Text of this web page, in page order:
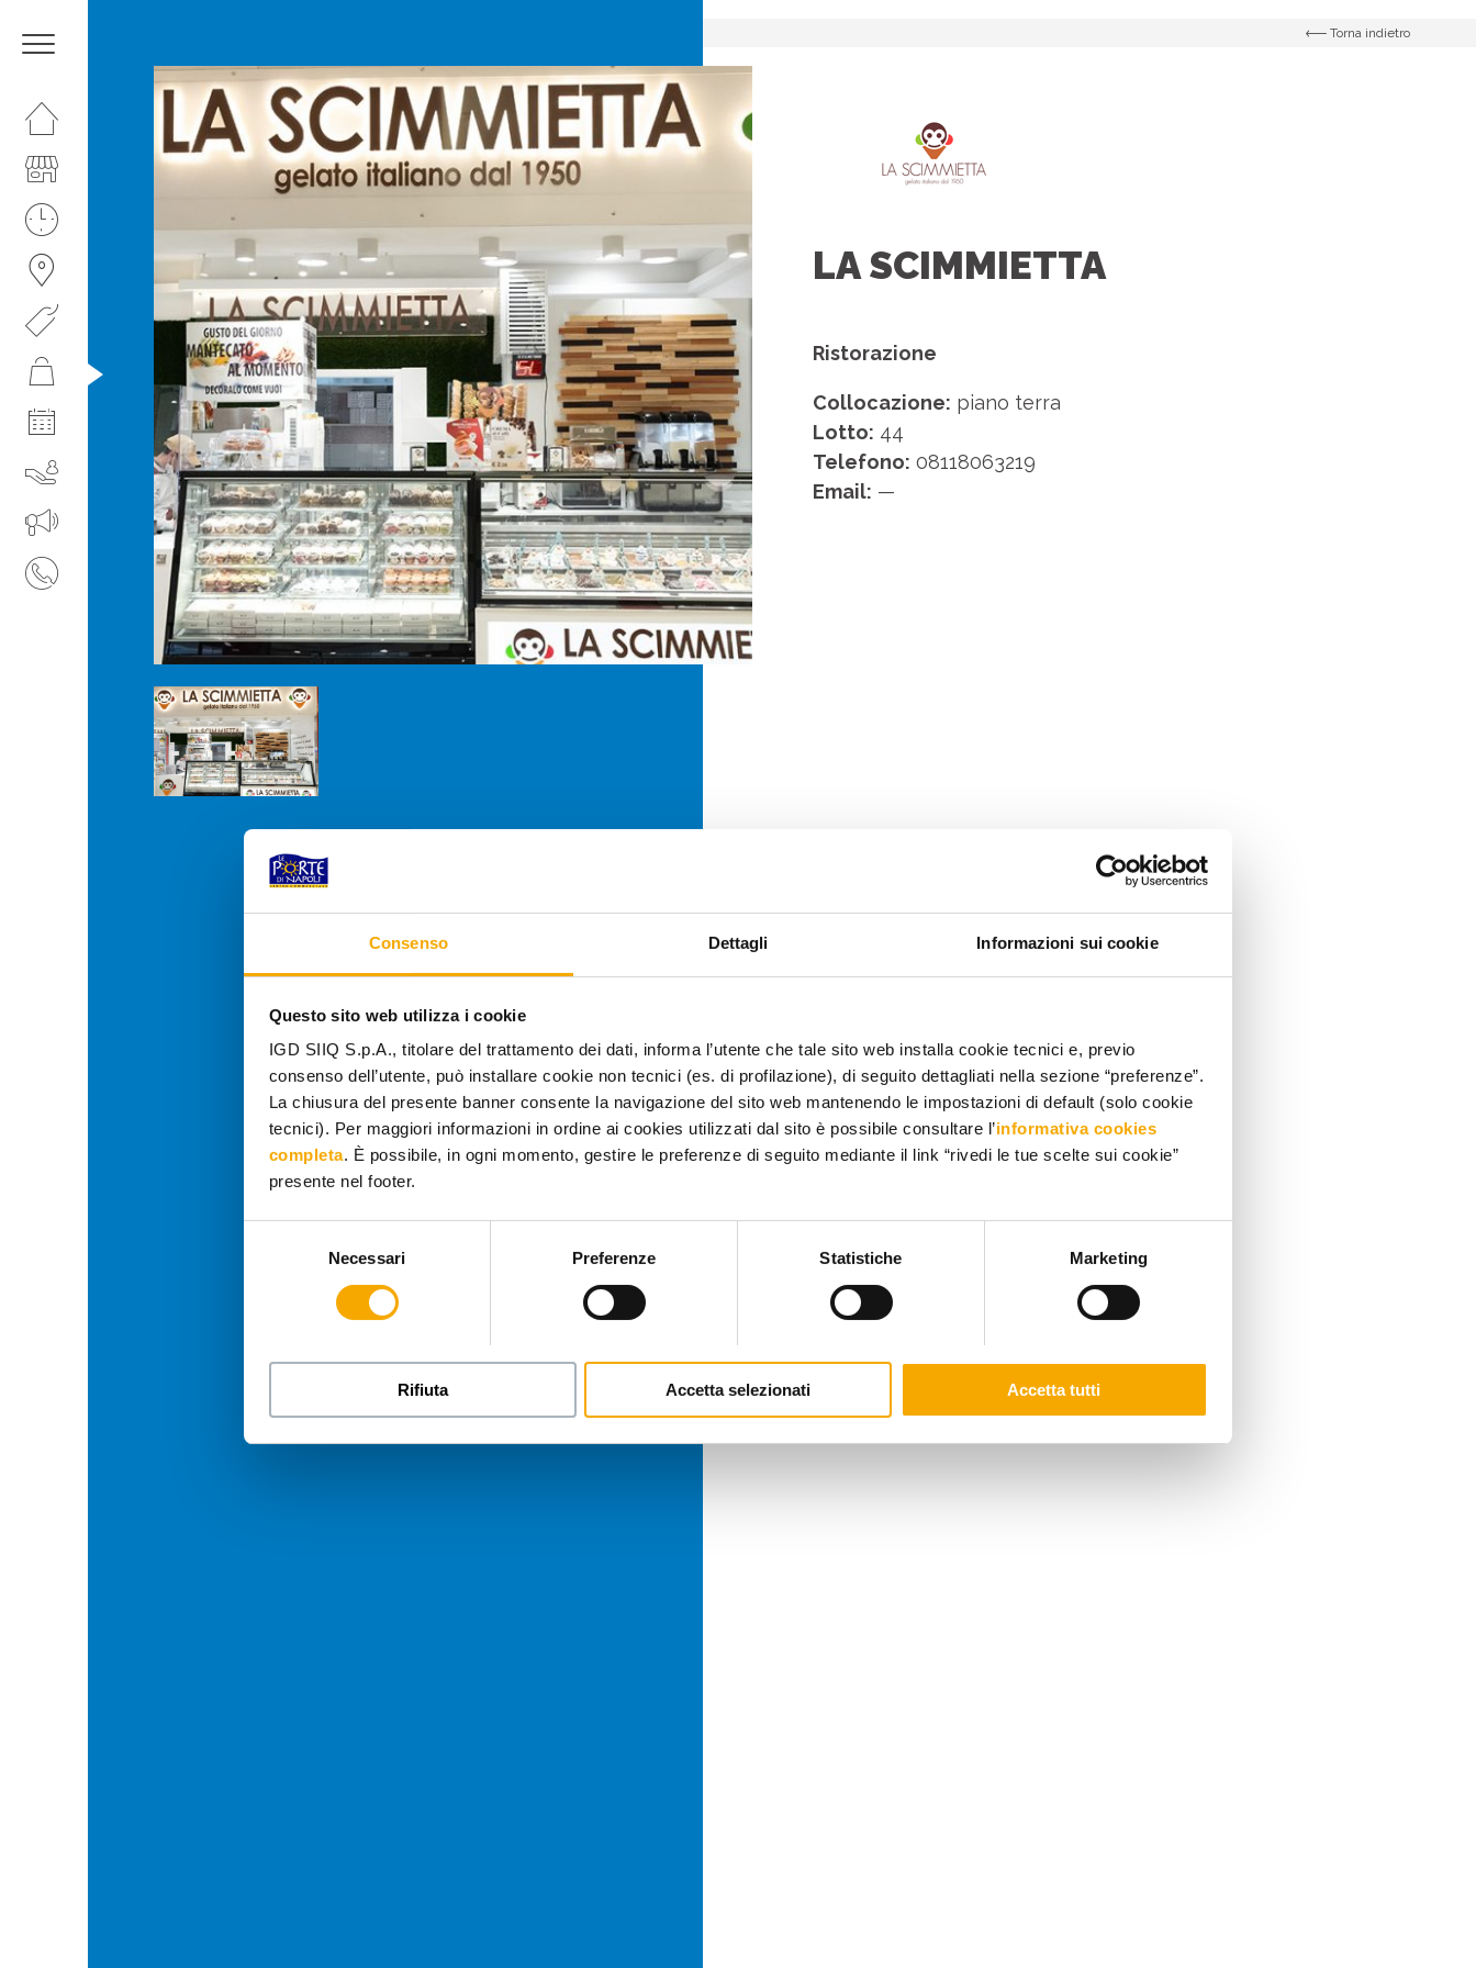
Consenso Dettagli Informazioni sui cookie
Questo sito web utilizza i cookie
IGD SIIQ S.p.A., titolare del trattamento dei dati, informa l’utente che tale sito web installa cookie tecnici e, previo
consenso dell’utente, può installare cookie non tecnici (es. di profilazione), di seguito dettagliati nella sezione “preferenze”.
La chiusura del presente banner consente la navigazione del sito web mantenendo le impostazioni di default (solo cookie
tecnici). Per maggiori informazioni in ordine ai cookies utilizzati dal sito è possibile consultare l’informativa cookies
completa. È possibile, in ogni momento, gestire le preferenze di seguito mediante il link “rivedi le tue scelte sui cookie”
presente nel footer.
Necessari Preferenze Statistiche Marketing
Rifiuta Accetta selezionati Accetta tutti
IL CENTRO
COME RAGGIUNGERCI
PROMOZIONI
NEGOZI
APRI IL TUO BUSINESS
CONTATTI
Torna indietro
LA SCIMMIETTA
Ristorazione
Collocazione: piano terra
Lotto: 44
Telefono: 08118063219
Email: —